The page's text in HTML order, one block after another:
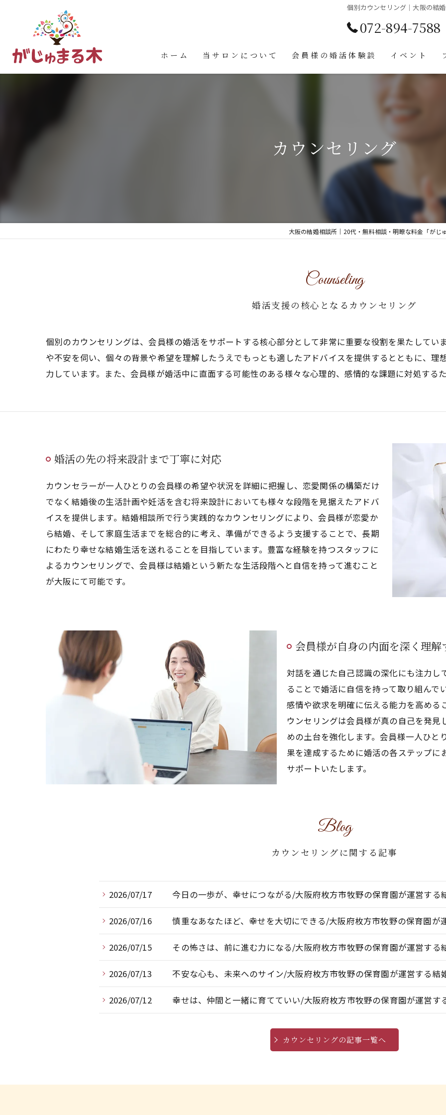
個別カウンセリング｜大阪の結
072-894-7588
ホーム 当サロンについて 会員様の婚活体験談 イベント
カウンセリング
大阪の結婚相談所｜20代・無料相談・明瞭な料金「がじ
婚活支援の核心となるカウンセリング
Counseling
個別のカウンセリングは、会員様の婚活をサポートする核心部分として非常に重要な役割を果たしてい
や不安を伺い、個々の背景や希望を理解したうえでもっとも適したアドバイスを提供するとともに、理
力しています。また、会員様が婚活中に直面する可能性のある様々な心理的、感情的な課題に対処する
婚活の先の将来設計まで丁寧に対応
カウンセラーが一人ひとりの会員様の希望や状況を詳細に把握し、恋愛関係の構築だけ
でなく結婚後の生活計画や妊活を含む将来設計においても様々な段階を見据えたアドバ
イスを提供します。結婚相談所で行う実践的なカウンセリングにより、会員様が恋愛か
ら結婚、そして家庭生活までを総合的に考え、準備ができるよう支援することで、長期
にわたり幸せな結婚生活を送れることを目指しています。豊富な経験を持つスタッフに
よるカウンセリングで、会員様は結婚という新たな生活段階へと自信を持って進むこと
が大阪にて可能です。
会員様が自身の内面を深く理解
対話を通じた自己認識の深化にも注力
ることで婚活に自信を持って取り組ん
感情や欲求を明確に伝える能力を高め
ウンセリングは会員様が真の自己を発
めの土台を強化します。会員様一人ひ
果を達成するために婚活の各ステップ
サポートいたします。
Blog
カウンセリングに関する記事
2026/07/17 今日の一歩が、幸せにつながる/大阪府枚方市牧野の保育園が運営する
2026/07/16 慎重なあなたほど、幸せを大切にできる/大阪府枚方市牧野の保育園が
2026/07/15 その怖さは、前に進む力になる/大阪府枚方市牧野の保育園が運営する
2026/07/13 不安な心も、未来へのサイン/大阪府枚方市牧野の保育園が運営する結
2026/07/12 幸せは、仲間と一緒に育てていい/大阪府枚方市牧野の保育園が運営す
カウンセリングの記事一覧へ